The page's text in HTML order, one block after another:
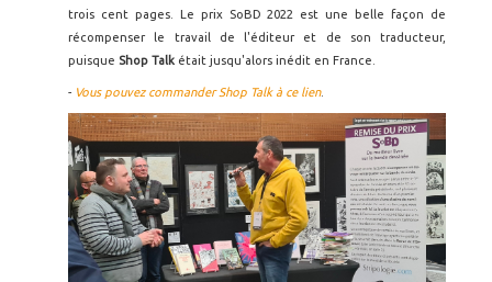
trois cent pages. Le prix SoBD 2022 est une belle façon de
récompenser le travail de l'éditeur et de son traducteur,
puisque Shop Talk était jusqu'alors inédit en France.
- Vous pouvez commander Shop Talk à ce lien.